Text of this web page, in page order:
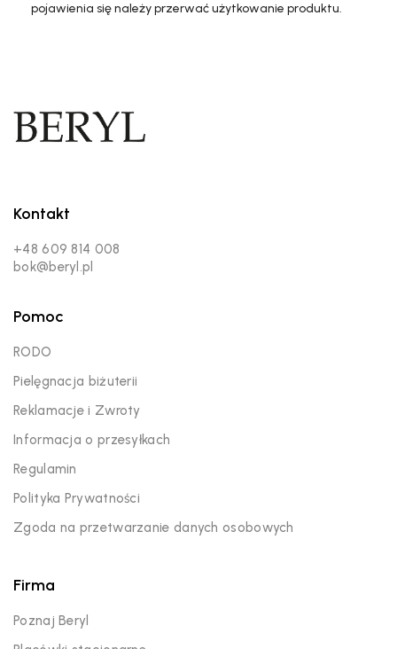
pojawienia się należy przerwać użytkowanie produktu.
Kontakt
+48 609 814 008
bok@beryl.pl
Pomoc
RODO
Pielęgnacja biżuterii
Reklamacje i Zwroty
Informacja o przesyłkach
Regulamin
Polityka Prywatności
Zgoda na przetwarzanie danych osobowych
Firma
Poznaj Beryl